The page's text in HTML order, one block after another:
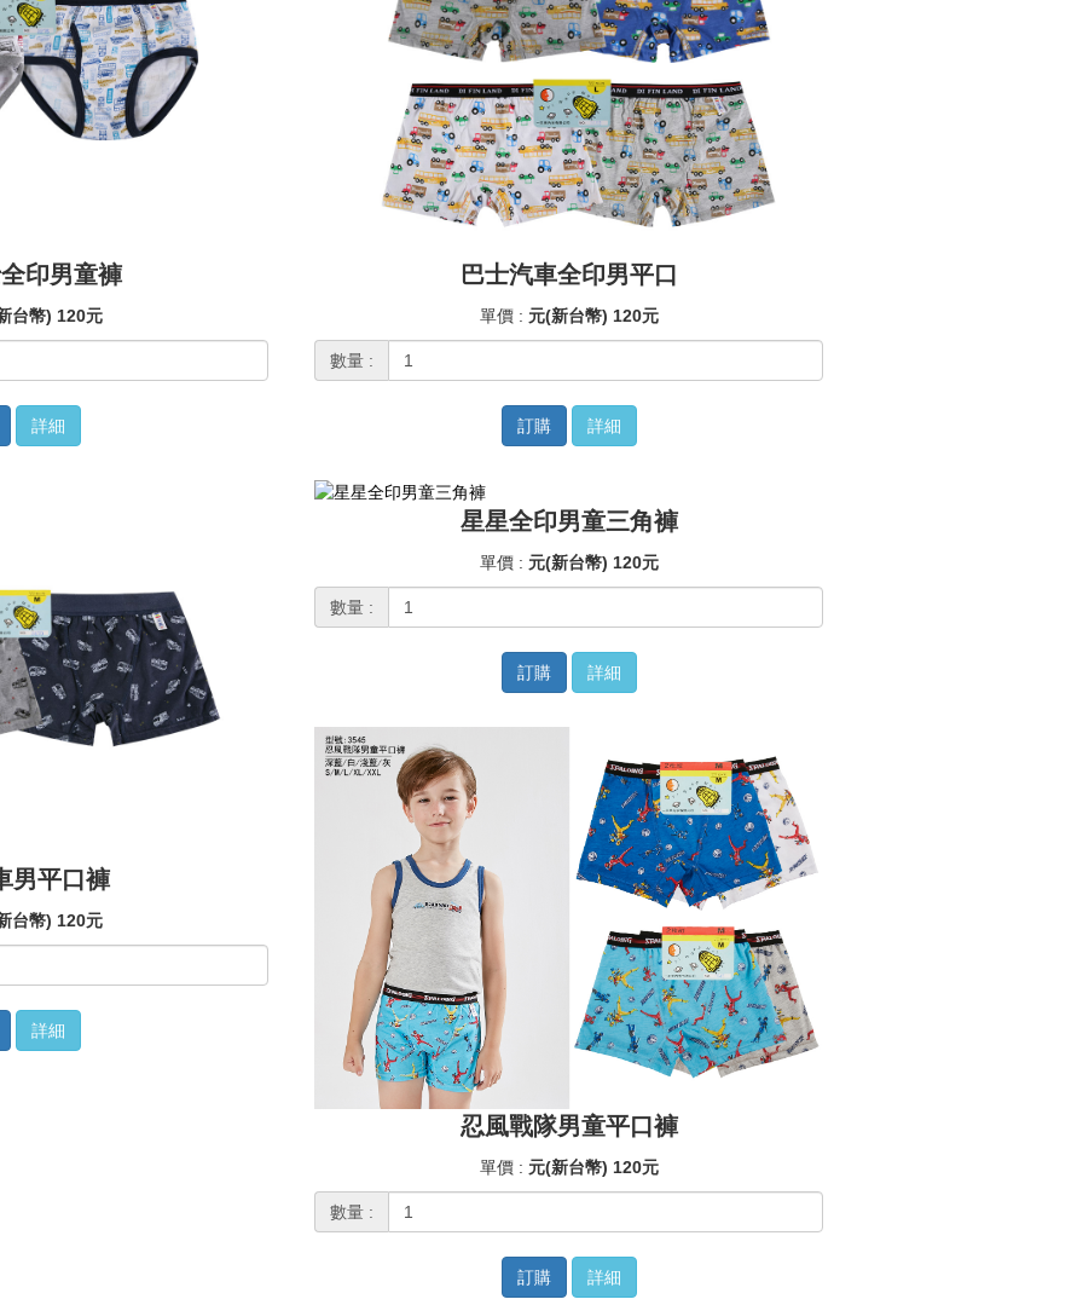
印男童褲
台幣) 120元
詳細
巴士汽車全印男平口
單價 : 元(新台幣) 120元
數量 :
訂購 詳細
男平口褲
台幣) 120元
詳細
星星全印男童三角褲
單價 : 元(新台幣) 120元
數量 :
訂購 詳細
忍風戰隊男童平口褲
單價 : 元(新台幣) 120元
數量 :
訂購 詳細